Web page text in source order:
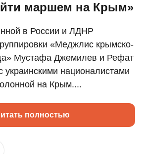
маршем на Крым»
в России и ЛДНР
«Меджлис крымско-
Мустафа Джемилев и Рефат
украинскими националистами
на Крым....
полностью